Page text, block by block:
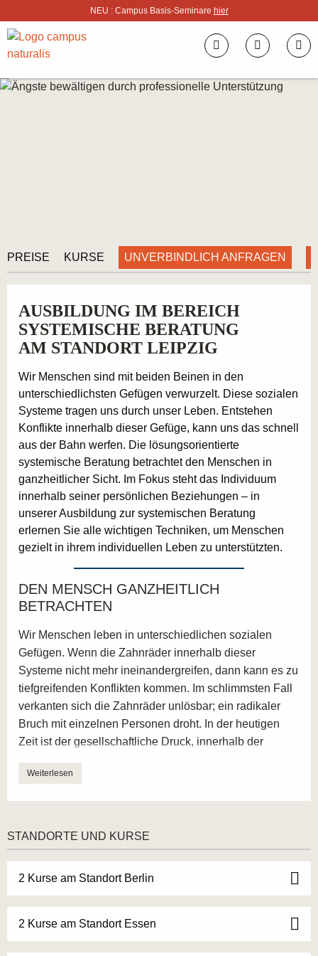
NEU : Campus Basis-Seminare hier
PREISE KURSE UNVERBINDLICH ANFRAGEN
AUSBILDUNG IM BEREICH
SYSTEMISCHE BERATUNG
AM STANDORT LEIPZIG
Wir Menschen sind mit beiden Beinen in den
unterschiedlichsten Gefügen verwurzelt. Diese sozialen
Systeme tragen uns durch unser Leben. Entstehen
Konflikte innerhalb dieser Gefüge, kann uns das schnell
aus der Bahn werfen. Die lösungsorientierte
systemische Beratung betrachtet den Menschen in
ganzheitlicher Sicht. Im Fokus steht das Individuum
innerhalb seiner persönlichen Beziehungen – in
unserer Ausbildung zur systemischen Beratung
erlernen Sie alle wichtigen Techniken, um Menschen
gezielt in ihrem individuellen Leben zu unterstützten.
DEN MENSCH GANZHEITLICH
BETRACHTEN
Wir Menschen leben in unterschiedlichen sozialen
Gefügen. Wenn die Zahnräder innerhalb dieser
Systeme nicht mehr ineinandergreifen, dann kann es zu
tiefgreifenden Konflikten kommen. Im schlimmsten Fall
verkanten sich die Zahnräder unlösbar; ein radikaler
Bruch mit einzelnen Personen droht. In der heutigen
Zeit ist der gesellschaftliche Druck, innerhalb der
viele soziale Gefüge und die einzelnen Menschen darin
sondern auch sein gesamtes soziales Gefüge. An
dieser Stelle greift die systemische Beratung bereits in
Die systematische Beratung betrachtet den Menschen,
Individuum innerhalb seiner jeweiligen Systeme. Das
Weiterlesen
STANDORTE UND KURSE
2 Kurse am Standort Berlin
2 Kurse am Standort Essen